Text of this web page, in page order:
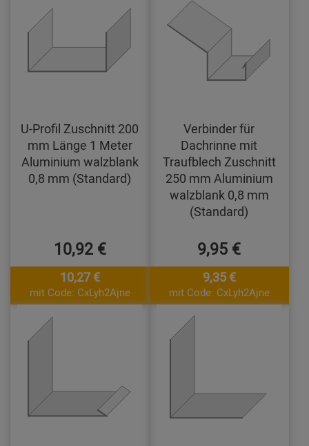
U-Profil Zuschnitt 200
mm Länge 1 Meter
Aluminium walzblank
0,8 mm (Standard)
10,92 €
10,27 €
mit Code: CxLyh2Ajne
Verbinder für
Dachrinne mit
Traufblech Zuschnitt
250 mm Aluminium
walzblank 0,8 mm
(Standard)
9,95 €
9,35 €
mit Code: CxLyh2Ajne